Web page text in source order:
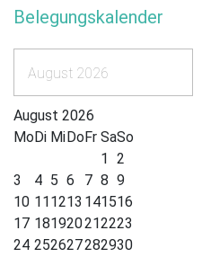
Belegungskalender
August 2026
August 2026
MoDi MiDoFr SaSo
1 2
3
4 5 6 7 8 9
10 111213 141516
17 181920212223
24 252627282930